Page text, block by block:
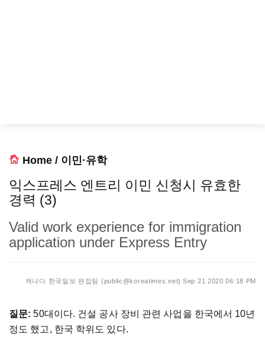
Home / 이민·유학
익스프레스 엔트리 이민 신청시 유효한
경력 (3)
Valid work experience for immigration
application under Express Entry
캐나다 한국일보 편집팀 (public@koreatimes.net) Sep 21 2020 06:18 PM
질문:50대이다. 건설 공사 장비 관련 사업을 한국에서 10년
정도 했고, 한국 학위도 있다.